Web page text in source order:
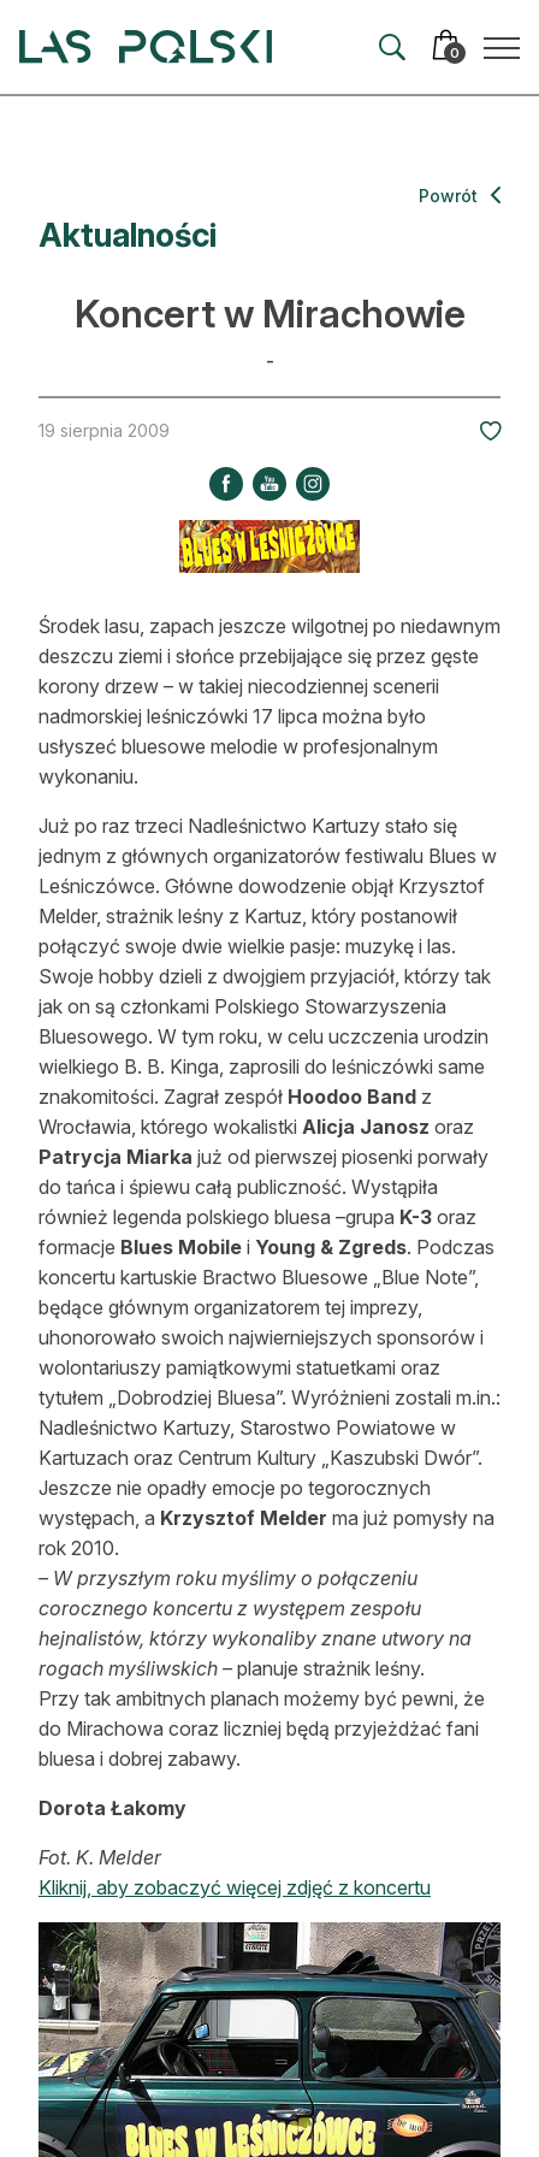
0
Artykuły
Hodowla lasu
Nowe technologie
Kultura i historia
Strefa eksperta
Auto do lasu
Dla drwala
Leśnik na zakupach
Z zagranicy
Edukacja
Lasy prywatne
O nas
100 lat „Lasu Polskiego”
Prenumerata
Reklama
Zostań autorem
Archiwum
Kontakt
Aktualności
Powrót
Koncert w Mirachowie
-
19 sierpnia 2009
Środek lasu, zapach jeszcze wilgotnej po niedawnym
deszczu ziemi i słońce przebijające się przez gęste
korony drzew – w takiej niecodziennej scenerii
nadmorskiej leśniczówki 17 lipca można było
usłyszeć bluesowe melodie w profesjonalnym
wykonaniu.
Już po raz trzeci Nadleśnictwo Kartuzy stało się
jednym z głównych organizatorów festiwalu Blues w
Leśniczówce. Główne dowodzenie objął Krzysztof
Melder, strażnik leśny z Kartuz, który postanowił
połączyć swoje dwie wielkie pasje: muzykę i las.
Swoje hobby dzieli z dwojgiem przyjaciół, którzy tak
jak on są członkami Polskiego Stowarzyszenia
Bluesowego. W tym roku, w celu uczczenia urodzin
wielkiego B. B. Kinga, zaprosili do leśniczówki same
znakomitości. Zagrał zespół Hoodoo Band z
Wrocławia, którego wokalistki Alicja Janosz oraz
Patrycja Miarka już od pierwszej piosenki porwały
do tańca i śpiewu całą publiczność. Wystąpiła
również legenda polskiego bluesa –grupa K-3 oraz
formacje Blues Mobile i Young & Zgreds. Podczas
koncertu kartuskie Bractwo Bluesowe „Blue Note”,
będące głównym organizatorem tej imprezy,
uhonorowało swoich najwierniejszych sponsorów i
wolontariuszy pamiątkowymi statuetkami oraz
tytułem „Dobrodziej Bluesa”. Wyróżnieni zostali m.in.:
Nadleśnictwo Kartuzy, Starostwo Powiatowe w
Kartuzach oraz Centrum Kultury „Kaszubski Dwór”.
Jeszcze nie opadły emocje po tegorocznych
występach, a Krzysztof Melder ma już pomysły na
rok 2010.
– W przyszłym roku myślimy o połączeniu
corocznego koncertu z występem zespołu
hejnalistów, którzy wykonaliby znane utwory na
rogach myśliwskich – planuje strażnik leśny.
Przy tak ambitnych planach możemy być pewni, że
do Mirachowa coraz liczniej będą przyjeżdżać fani
bluesa i dobrej zabawy.
Dorota Łakomy
Fot. K. Melder
Kliknij, aby zobaczyć więcej zdjęć z koncertu